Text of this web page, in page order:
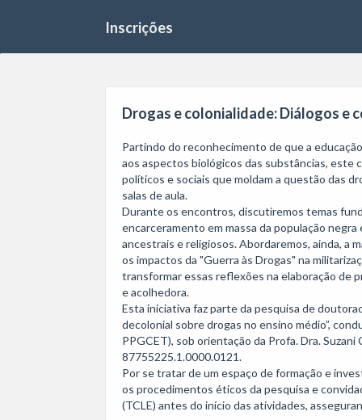
Inscrições
Drogas e colonialidade: Diálogos
Partindo do reconhecimento de que a
aos aspectos biológicos das substâncias,
políticos e sociais que moldam a questão das
salas de aula.
Durante os encontros, discutiremos temas
encarceramento em massa da população
ancestrais e religiosos. Abordaremos, ainda, a
os impactos da "Guerra às Drogas" na
transformar essas reflexões na elaboração de
e acolhedora.
Esta iniciativa faz parte da pesquisa de
decolonial sobre drogas no ensino médio”,
PPGCET), sob orientação da Profa. Dra.
87755225.1.0000.0121.
Por se tratar de um espaço de formação e
os procedimentos éticos da pesquisa e
(TCLE) antes do início das atividades,